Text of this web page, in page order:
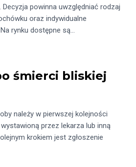
powinna uwzględniać rodzaj
oraz indywidualne
rynku dostępne są…
śmierci bliskiej
należy w pierwszej kolejności
przez lekarza lub inną
krokiem jest zgłoszenie